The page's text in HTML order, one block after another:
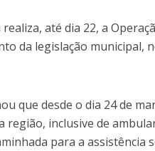
até dia 22, a
da legislação municipal,
que desde o dia 24 de
inclusive de
para a assistência